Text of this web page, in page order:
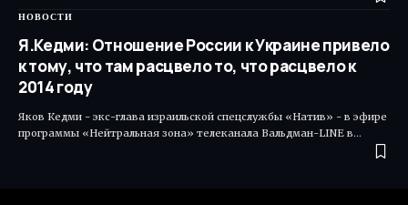
НОВОСТИ
Я.Кедми: Отношение России к Украине привело
к тому, что там расцвело то, что расцвело к
2014 году
Яков Кедми - экс-глава израильской спецслужбы «Натив» - в эфире
программы «Нейтральная зона» телеканала Вальдман-LINE в…